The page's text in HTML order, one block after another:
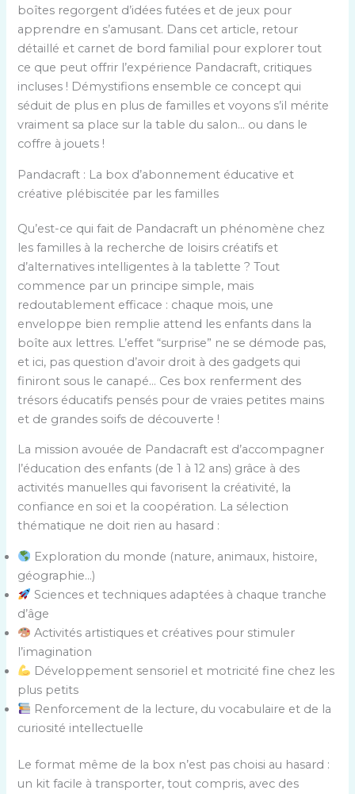
boîtes regorgent d’idées futées et de jeux pour
apprendre en s’amusant. Dans cet article, retour
détaillé et carnet de bord familial pour explorer tout
ce que peut offrir l’expérience Pandacraft, critiques
incluses ! Démystifions ensemble ce concept qui
séduit de plus en plus de familles et voyons s’il mérite
vraiment sa place sur la table du salon… ou dans le
coffre à jouets !
Pandacraft : La box d’abonnement éducative et
créative plébiscitée par les familles
Qu’est-ce qui fait de Pandacraft un phénomène chez
les familles à la recherche de loisirs créatifs et
d’alternatives intelligentes à la tablette ? Tout
commence par un principe simple, mais
redoutablement efficace : chaque mois, une
enveloppe bien remplie attend les enfants dans la
boîte aux lettres. L’effet “surprise” ne se démode pas,
et ici, pas question d’avoir droit à des gadgets qui
finiront sous le canapé… Ces box renferment des
trésors éducatifs pensés pour de vraies petites mains
et de grandes soifs de découverte !
La mission avouée de Pandacraft est d’accompagner
l’éducation des enfants (de 1 à 12 ans) grâce à des
activités manuelles qui favorisent la créativité, la
confiance en soi et la coopération. La sélection
thématique ne doit rien au hasard :
Exploration du monde (nature, animaux, histoire,
géographie…)
Sciences et techniques adaptées à chaque tranche
d’âge
Activités artistiques et créatives pour stimuler
l’imagination
Développement sensoriel et motricité fine chez les
plus petits
Renforcement de la lecture, du vocabulaire et de la
curiosité intellectuelle
Le format même de la box n’est pas choisi au hasard :
un kit facile à transporter, tout compris, avec des